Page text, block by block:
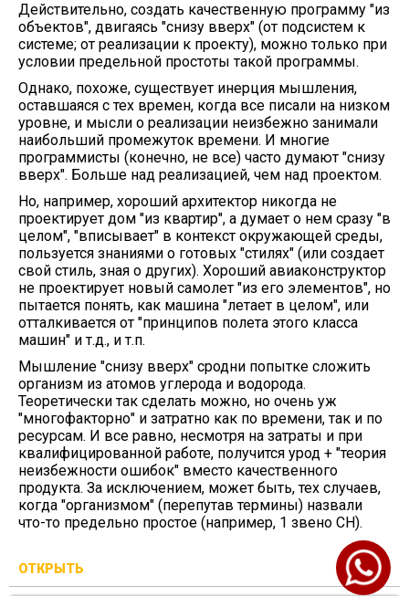
Действительно, создать качественную программу "из
объектов", двигаясь "снизу вверх" (от подсистем к
системе; от реализации к проекту), можно только при
условии предельной простоты такой программы.
Однако, похоже, существует инерция мышления,
оставшаяся с тех времен, когда все писали на низком
уровне, и мысли о реализации неизбежно занимали
наибольший промежуток времени. И многие
программисты (конечно, не все) часто думают "снизу
вверх". Больше над реализацией, чем над проектом.
Но, например, хороший архитектор никогда не
проектирует дом "из квартир", а думает о нем сразу "в
целом", "вписывает" в контекст окружающей среды,
пользуется знаниями о готовых "стилях" (или создает
свой стиль, зная о других). Хороший авиаконструктор
не проектирует новый самолет "из его элементов", но
пытается понять, как машина "летает в целом", или
отталкивается от "принципов полета этого класса
машин" и т.д., и т.п.
Мышление "снизу вверх" сродни попытке сложить
организм из атомов углерода и водорода.
Теоретически так сделать можно, но очень уж
"многофакторно" и затратно как по времени, так и по
ресурсам. И все равно, несмотря на затраты и при
квалифицированной работе, получится урод + "теория
неизбежности ошибок" вместо качественного
продукта. За исключением, может быть, тех случаев,
когда "организмом" (перепутав термины) назвали
что-то предельно простое (например, 1 звено СН).
ОТКРЫТЬ